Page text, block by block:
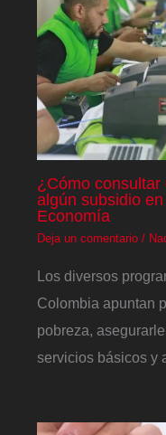
¿Cómo
algún subsidio
Economía
Deja un comentario /
Los diversos
Colombia apuntan
pobreza,
servicios básicos y